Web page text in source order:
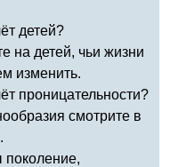
детей?
на детей, чьи жизни
изменить.
проницательности?
смотрите в